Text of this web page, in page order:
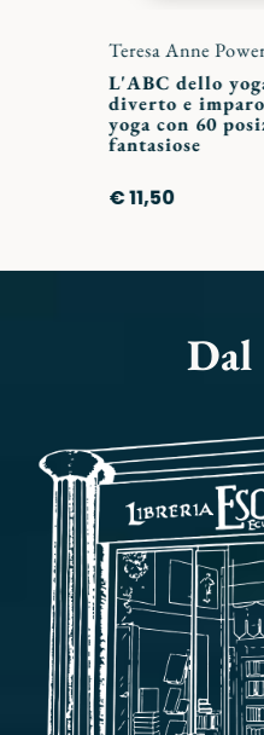
Teresa Anne
L'ABC dello
diverto e
yoga con 60
fantasiose
€ 11,50
Dal